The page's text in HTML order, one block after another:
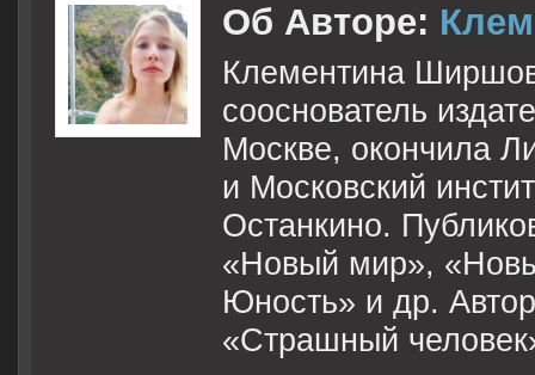
Об Авторе:
Клементина
сооснователь
Москве, окончила
и Московский
Останкино.
«Новый мир»,
Юность» и др.
«Страшный